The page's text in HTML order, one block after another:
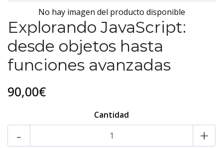
No hay imagen del producto disponible
Explorando JavaScript:
desde objetos hasta
funciones avanzadas
90,00€
Cantidad
- +